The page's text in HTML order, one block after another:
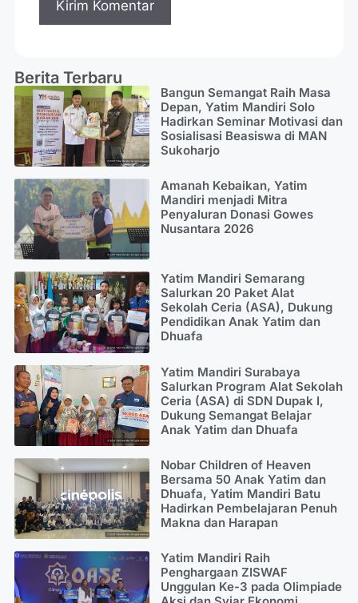
Berita Terbaru
Bangun Semangat Raih Masa
Depan, Yatim Mandiri Solo
Hadirkan Seminar Motivasi dan
Sosialisasi Beasiswa di MAN
Sukoharjo
Amanah Kebaikan, Yatim
Mandiri menjadi Mitra
Penyaluran Donasi Gowes
Nusantara 2026
Yatim Mandiri Semarang
Salurkan 20 Paket Alat
Sekolah Ceria (ASA), Dukung
Pendidikan Anak Yatim dan
Dhuafa
Yatim Mandiri Surabaya
Salurkan Program Alat Sekolah
Ceria (ASA) di SDN Dupak I,
Dukung Semangat Belajar
Anak Yatim dan Dhuafa
Nobar Children of Heaven
Bersama 50 Anak Yatim dan
Dhuafa, Yatim Mandiri Batu
Hadirkan Pembelajaran Penuh
Makna dan Harapan
Yatim Mandiri Raih
Penghargaan ZISWAF
Unggulan Ke-3 pada Olimpiade